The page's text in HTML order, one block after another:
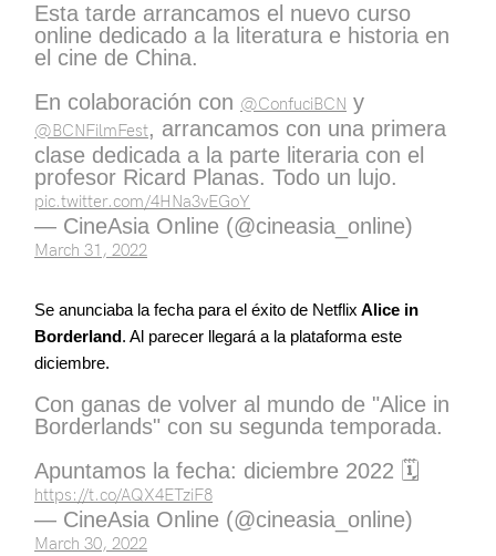
Esta tarde arrancamos el nuevo curso
online dedicado a la literatura e historia en
el cine de China.
En colaboración con @ConfuciBCN y
@BCNFilmFest, arrancamos con una primera
clase dedicada a la parte literaria con el
profesor Ricard Planas. Todo un lujo.
pic.twitter.com/4HNa3vEGoY
— CineAsia Online (@cineasia_online)
March 31, 2022
Se anunciaba la fecha para el éxito de Netflix Alice in
Borderland. Al parecer llegará a la plataforma este
diciembre.
Con ganas de volver al mundo de "Alice in
Borderlands" con su segunda temporada.
Apuntamos la fecha: diciembre 2022 🗓️
https://t.co/AQX4ETziF8
— CineAsia Online (@cineasia_online)
March 30, 2022